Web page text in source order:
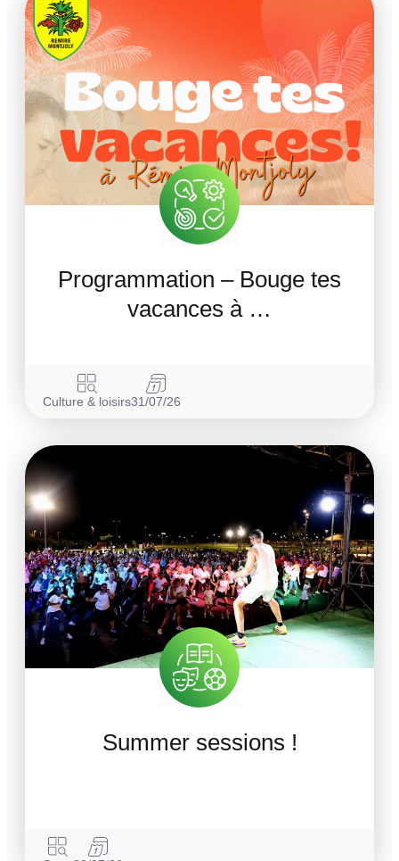
Programmation – Bouge tes
vacances à …
Culture & loisirs31/07/26
Summer sessions !